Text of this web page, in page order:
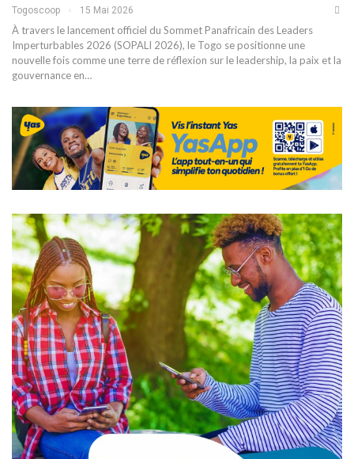
Togoscoop 15 Mai 2026
À travers le lancement officiel du Sommet Panafricain des Leaders
Imperturbables 2026 (SOPALI 2026), le Togo se positionne une
nouvelle fois comme une terre de réflexion sur le leadership, la paix et la
gouvernance en…